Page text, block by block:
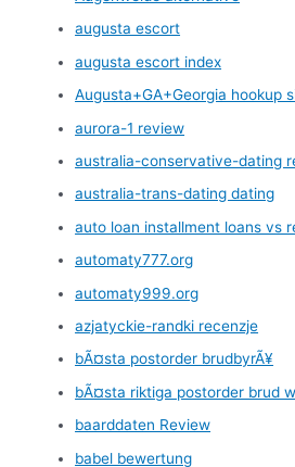
augusta escort
augusta escort index
Augusta+GA+Georgia hookup
aurora-1 review
australia-conservative-dating
australia-trans-dating dating
auto loan installment loans vs
automaty777.org
automaty999.org
azjatyckie-randki recenzje
bÃ¤sta postorder brudbyrÃ¥
bÃ¤sta riktiga postorder brud
baarddaten Review
babel bewertung